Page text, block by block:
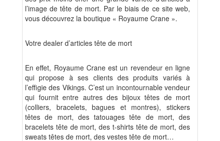
l’image de tête de mort. Par le biais de ce site web,
vous découvrez la boutique « Royaume Crane ».
Votre dealer d’articles tête de mort
En effet, Royaume Crane est un revendeur en ligne
qui propose à ses clients des produits variés à
l’effigie des Vikings. C’est un incontournable vendeur
qui fournit entre autres des bijoux têtes de mort
(colliers, bracelets, bagues et montres), stickers
têtes de mort, des tatouages tête de mort, des
bracelets tête de mort, des t-shirts tête de mort, des
sweats têtes de mort, des vestes tête de mort…